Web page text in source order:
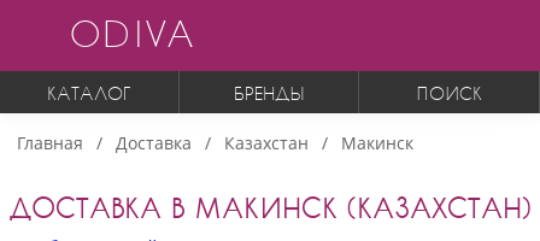
ODIVA
КАТАЛОГ БРЕНДЫ ПОИСК
Главная Доставка Казахстан Макинск
ДОСТАВКА В МАКИНСК (КАЗАХСТАН)